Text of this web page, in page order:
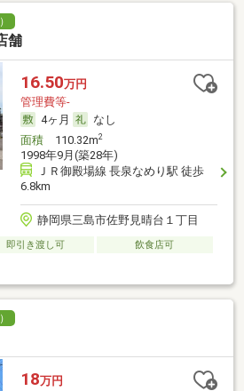
舗
16.50万円
管理費等-
4ヶ月
なし
面積110.32m2
1998年9月(築28年)
ＪＲ御殿場線 長泉なめり駅 徒歩
6.8km
静岡県三島市佐野見晴台１丁目
即引き渡し可
飲食店可
18万円